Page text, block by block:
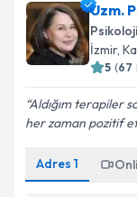
Uzm.
İzmir,
5 (67
Aldığım terapiler
her zaman pozitif
Adres 1